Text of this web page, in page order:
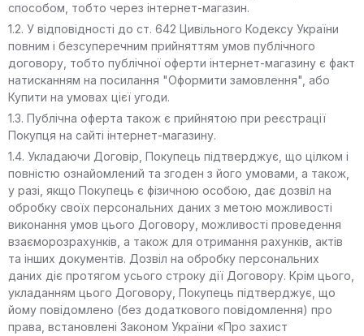
способом, тобто через інтернет-магазин.
1.2. У відповідності до ст. 642 Цивільного Кодексу України
повним і безсуперечним прийняттям умов публічного
договору, тобто публічної оферти інтернет-магазину є факт
натисканням на посилання "Оформити замовлення", або
Купити на умовах цієї угоди.
1.3. Публічна оферта також є прийнятою при реєстрації
Покупця на сайті інтернет-магазину.
1.4. Укладаючи Договір, Покупець підтверджує, що цілком і
повністю ознайомлений та згоден з його умовами, а також,
у разі, якщо Покупець є фізичною особою, дає дозвіл на
обробку своїх персональних даних з метою можливості
виконання умов цього Договору, можливості проведення
взаєморозрахунків, а також для отримання рахунків, актів
та інших документів. Дозвіл на обробку персональних
даних діє протягом усього строку дії Договору. Крім цього,
укладанням цього Договору, Покупець підтверджує, що
йому повідомлено (без додаткового повідомлення) про
права, встановлені Законом України «Про захист